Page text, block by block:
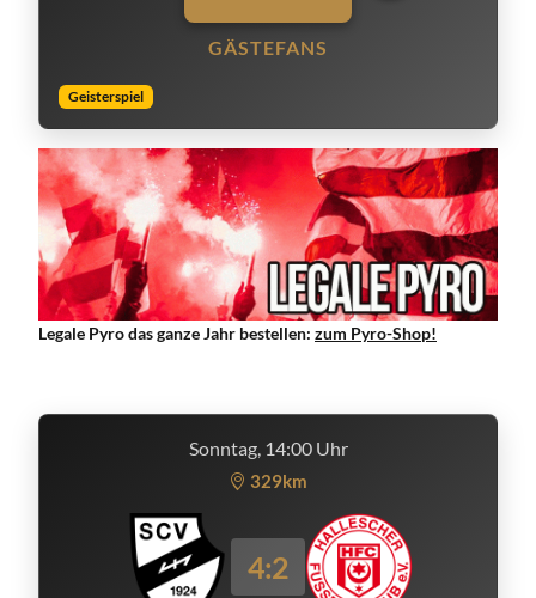
GÄSTEFANS
Geisterspiel
Legale Pyro das ganze Jahr bestellen: zum Pyro-Shop!
Sonntag, 14:00 Uhr
329km
4:2